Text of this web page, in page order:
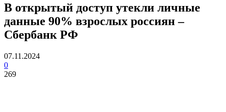
В открытый доступ утекли личные
данные 90% взрослых россиян –
Сбербанк РФ
07.11.2024
0
269